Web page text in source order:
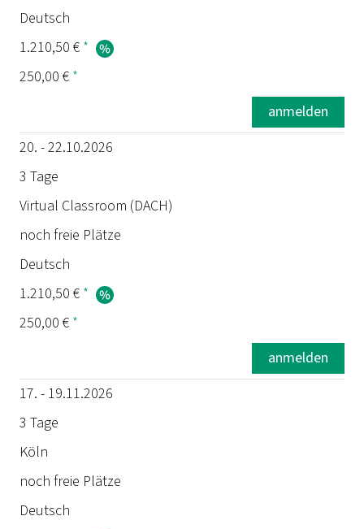
Deutsch
1.210,50 € *
250,00 € *
anmelden
20. - 22.10.2026
3 Tage
Virtual Classroom (DACH)
noch freie Plätze
Deutsch
1.210,50 € *
250,00 € *
anmelden
17. - 19.11.2026
3 Tage
Köln
noch freie Plätze
Deutsch